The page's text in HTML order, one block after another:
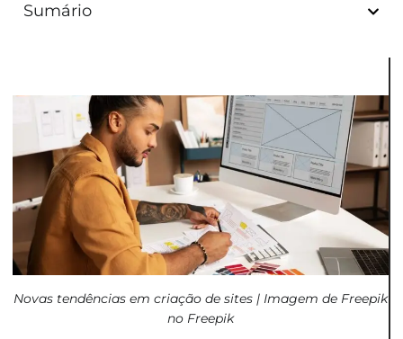
Sumário
Novas tendências em criação de sites | Imagem de Freepik
no Freepik